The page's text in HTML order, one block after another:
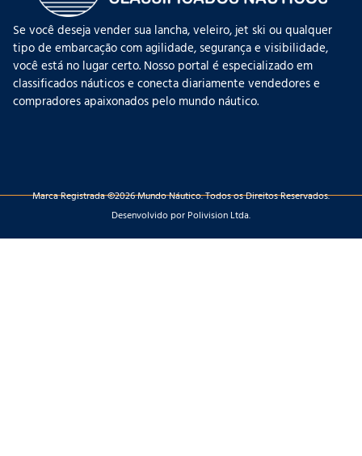
Se você deseja vender sua lancha, veleiro, jet ski ou qualquer
tipo de embarcação com agilidade, segurança e visibilidade,
você está no lugar certo. Nosso portal é especializado em
classificados náuticos e conecta diariamente vendedores e
compradores apaixonados pelo mundo náutico.
Marca Registrada ©2026 Mundo Náutico. Todos os Direitos Reservados.
Desenvolvido por Polivision Ltda.